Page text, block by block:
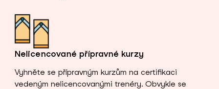
Nelicencované přípravné kurzy
Vyhněte se přípravným kurzům na certifikaci
vedeným nelicencovanými trenéry. Obvykle se